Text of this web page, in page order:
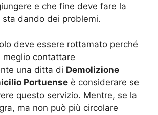
e che fine deve fare la
dando dei problemi.
deve essere rottamato perché
contattare
una ditta di Demolizione
Portuense è considerare se
questo servizio. Mentre, se la
ma non può più circolare